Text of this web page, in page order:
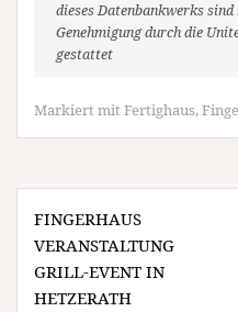
dieses Datenbankwerks
Genehmigung durch die
gestattet
Markiert mit Fertighaus,
FINGERHAUS
VERANSTALTUNG
GRILL-EVENT IN
HETZERATH